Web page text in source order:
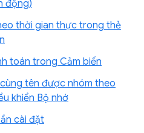
động)
thời gian thực trong thẻ
toán trong Cảm biến
tên được nhóm theo
khiển Bộ nhớ
cài đặt